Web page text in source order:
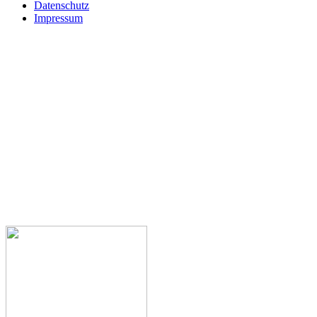
Datenschutz
Impressum